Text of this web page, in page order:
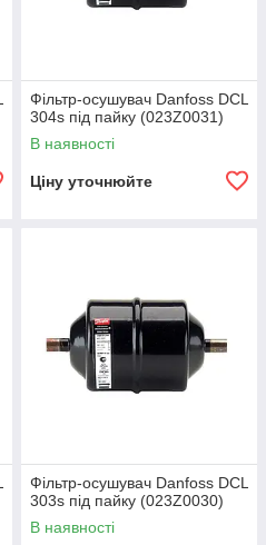
Фільтр-осушувач Danfoss DCL
304s під пайку (023Z0031)
В наявності
Ціну уточнюйте
Фільтр-осушувач Danfoss DCL
303s під пайку (023Z0030)
В наявності